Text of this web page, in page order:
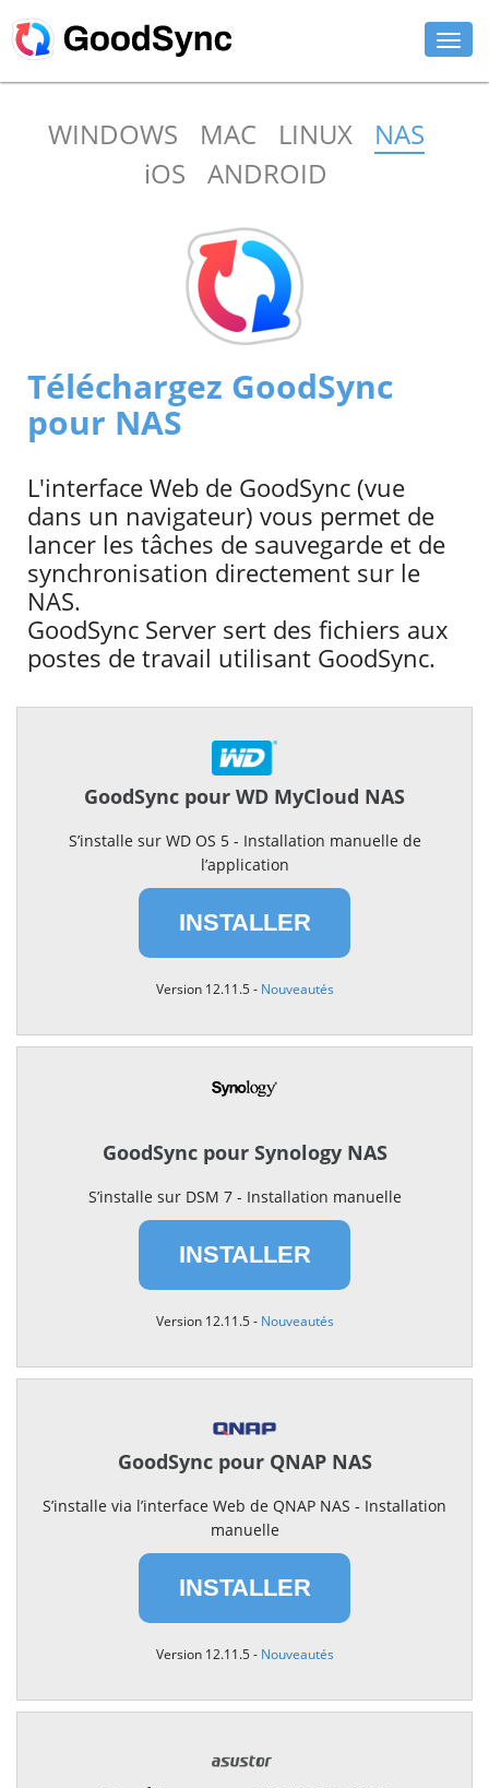
WINDOWS MAC LINUX
NAS
iOS
ANDROID
Téléchargez GoodSync
pour NAS
L'interface Web de GoodSync (vue
dans un navigateur) vous permet de
lancer les tâches de sauvegarde et de
synchronisation directement sur le
NAS.
GoodSync Server sert des fichiers aux
postes de travail utilisant GoodSync.
GoodSync pour WD MyCloud NAS
S’installe sur WD OS 5 - Installation manuelle de
l’application
INSTALLER
Version 12.11.5 - Nouveautés
GoodSync pour Synology NAS
S’installe sur DSM 7 - Installation manuelle
INSTALLER
Version 12.11.5 - Nouveautés
GoodSync pour QNAP NAS
S’installe via l’interface Web de QNAP NAS - Installation
manuelle
INSTALLER
Version 12.11.5 - Nouveautés